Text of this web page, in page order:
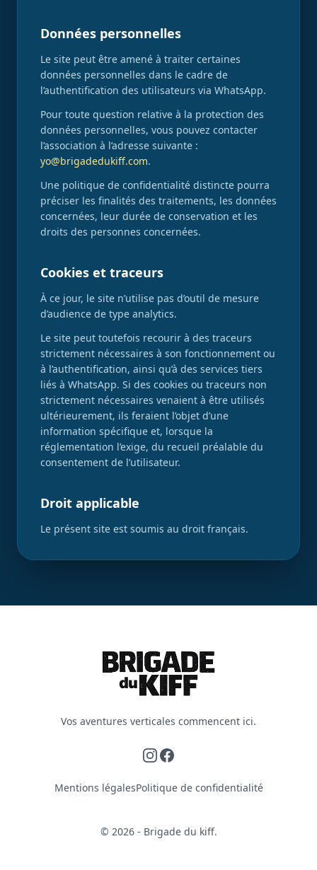
Données personnelles
Le site peut être amené à traiter certaines
données personnelles dans le cadre de
l’authentification des utilisateurs via WhatsApp.
Pour toute question relative à la protection des
données personnelles, vous pouvez contacter
l’association à l’adresse suivante :
yo@brigadedukiff.com.
Une politique de confidentialité distincte pourra
préciser les finalités des traitements, les données
concernées, leur durée de conservation et les
droits des personnes concernées.
Cookies et traceurs
À ce jour, le site n’utilise pas d’outil de mesure
d’audience de type analytics.
Le site peut toutefois recourir à des traceurs
strictement nécessaires à son fonctionnement ou
à l’authentification, ainsi qu’à des services tiers
liés à WhatsApp. Si des cookies ou traceurs non
strictement nécessaires venaient à être utilisés
ultérieurement, ils feraient l’objet d’une
information spécifique et, lorsque la
réglementation l’exige, du recueil préalable du
consentement de l’utilisateur.
Droit applicable
Le présent site est soumis au droit français.
Vos aventures verticales commencent ici.
Instagram
Facebook
Mentions légalesPolitique de confidentialité
© 2026 - Brigade du kiff.